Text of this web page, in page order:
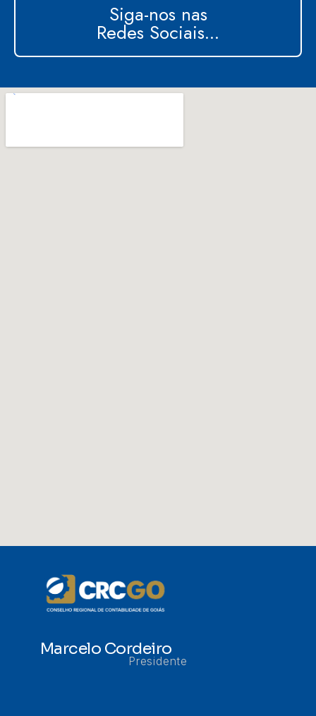
Siga-nos nas
Redes Sociais...
Marcelo Cordeiro
Presidente